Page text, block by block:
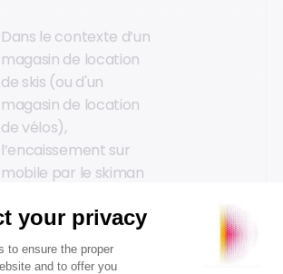
Dans le contexte d’un
magasin de location
de skis (ou d'un
magasin de location
de vélos),
l’encaissement sur
mobile par le skiman
complète.La relation
vendeur-client n’est
interrompue à aucun